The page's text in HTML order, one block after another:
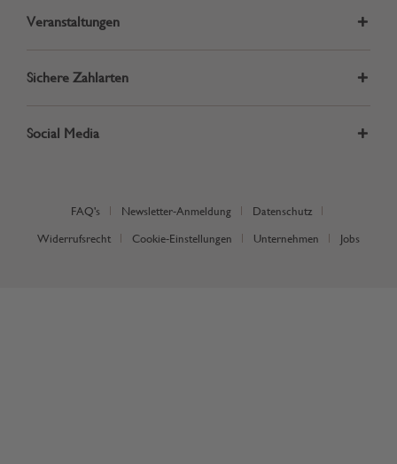
Veranstaltungen
Sichere Zahlarten
Social Media
FAQ's Newsletter-Anmeldung Datenschutz
Widerrufsrecht Cookie-Einstellungen Unternehmen Jobs